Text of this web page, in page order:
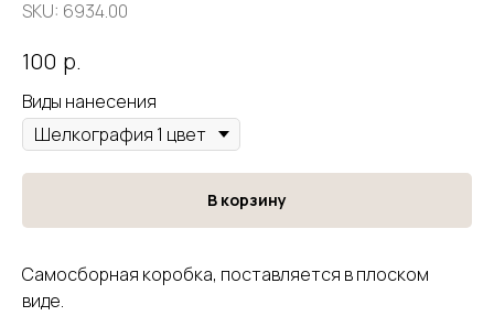
SKU: 6934.00
100 р.
Виды нанесения
В корзину
Самосборная коробка, поставляется в плоском
виде.